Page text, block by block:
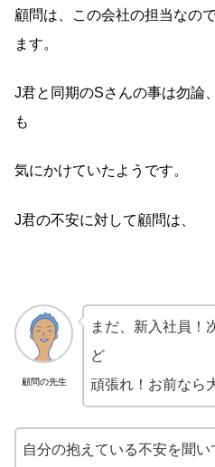
顧問は、この会社の担当なの
ます。
J君と同期のSさんの事は勿論
も
気にかけていたようです。
J君の不安に対して顧問は、
顧問の先生
まだ、新入社員！
ど
頑張れ！お前なら
自分の抱えている不安を聞い